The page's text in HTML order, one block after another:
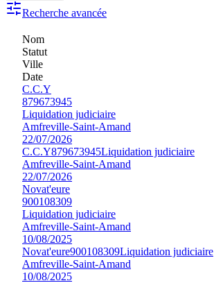
Recherche avancée
Nom
Statut
Ville
Date
C.C.Y
879673945
Liquidation judiciaire
Amfreville-Saint-Amand
22/07/2026
C.C.Y879673945Liquidation judiciaire
Amfreville-Saint-Amand
22/07/2026
Novat'eure
900108309
Liquidation judiciaire
Amfreville-Saint-Amand
10/08/2025
Novat'eure900108309Liquidation judiciaire
Amfreville-Saint-Amand
10/08/2025